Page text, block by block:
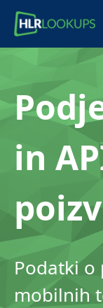
in
Podatki o
mobilnih